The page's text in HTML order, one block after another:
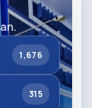
1,676
315